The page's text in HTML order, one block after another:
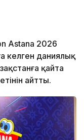
Astana 2026
келген даниялық
қайта
айтты.